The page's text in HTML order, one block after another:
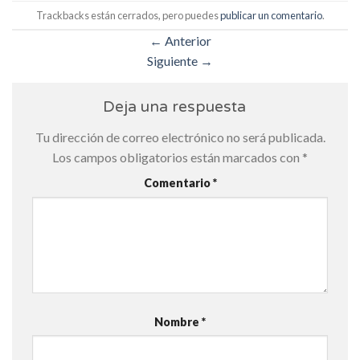
Trackbacks están cerrados, pero puedespublicar un comentario.
← Anterior
Siguiente →
Deja una respuesta
Tu dirección de correo electrónico no será publicada.
Los campos obligatorios están marcados con *
Comentario*
Nombre *